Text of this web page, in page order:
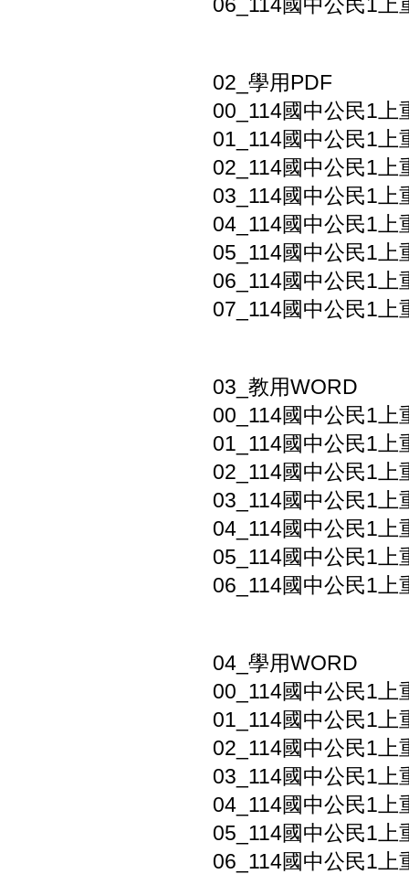
02_學用PDF
00_114國中公民1上
01_114國中公民1上
02_114國中公民1上
03_114國中公民1上
04_114國中公民1上
05_114國中公民1上
06_114國中公民1上
07_114國中公民1上
03_教用WORD
00_114國中公民1上
01_114國中公民1上
02_114國中公民1上
03_114國中公民1上
04_114國中公民1上
05_114國中公民1上
06_114國中公民1上
04_學用WORD
00_114國中公民1上
01_114國中公民1上
02_114國中公民1上
03_114國中公民1上
04_114國中公民1上
05_114國中公民1上
06_114國中公民1上